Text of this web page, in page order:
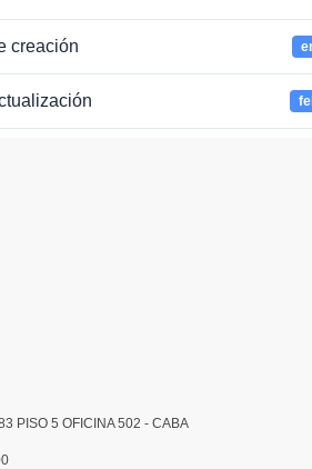
creación
PISO 5 OFICINA 502 - CABA